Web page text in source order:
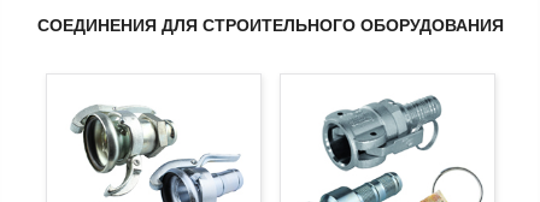
СОЕДИНЕНИЯ ДЛЯ СТРОИТЕЛЬНОГО ОБОРУДОВАНИЯ